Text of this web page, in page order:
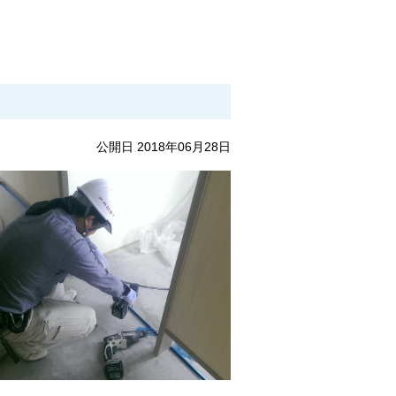
公開日 2018年06月28日